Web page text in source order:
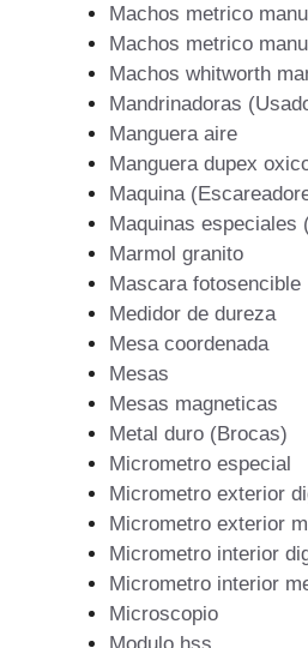
Machos metrico
Machos metrico
Machos whitworth
Mandrinadoras
Manguera aire
Manguera dupex
Maquina
Maquinas especiales
Marmol granito
Mascara fotosencible
Medidor de dureza
Mesa coordenada
Mesas
Mesas magneticas
Metal duro (Brocas)
Micrometro especial
Micrometro exterior
Micrometro exterior
Micrometro interior
Micrometro interior
Microscopio